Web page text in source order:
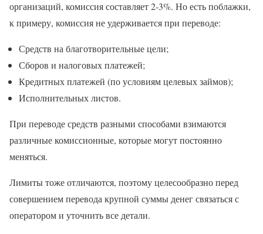
организаций, комиссия составляет 2-3%. Но есть поблажки,
к примеру, комиссия не удерживается при переводе:
Средств на благотворительные цели;
Сборов и налоговых платежей;
Кредитных платежей (по условиям целевых займов);
Исполнительных листов.
При переводе средств разными способами взимаются
различные комиссионные, которые могут постоянно
меняться.
Лимиты тоже отличаются, поэтому целесообразно перед
совершением перевода крупной суммы денег связаться с
оператором и уточнить все детали.